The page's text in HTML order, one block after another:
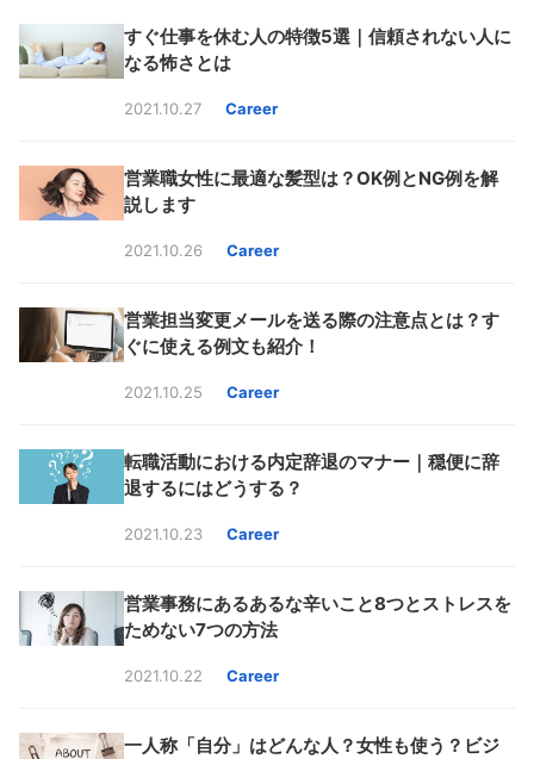
すぐ仕事を休む人の特徴5選｜信頼されない人に
なる怖さとは
2021.10.27 Career
営業職女性に最適な髪型は？OK例とNG例を解
説します
2021.10.26 Career
営業担当変更メールを送る際の注意点とは？す
ぐに使える例文も紹介！
2021.10.25 Career
転職活動における内定辞退のマナー｜穏便に辞
退するにはどうする？
2021.10.23 Career
営業事務にあるあるな辛いこと8つとストレスを
ためない7つの方法
2021.10.22 Career
一人称「自分」はどんな人？女性も使う？ビジ